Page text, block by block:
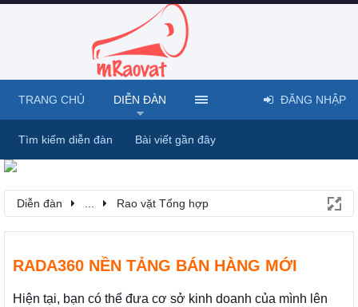
Diễn đàn Rao vặt Tổng hợp
RADA360 NỀN TẢNG BÁN HÀNG MỚI
Hiện tại, bạn có thể đưa cơ sở kinh doanh của mình lên
TRANG CHỦ DIỄN ĐÀN
Tìm kiếm diễn đàn Bài viết gần đây
ĐĂNG NHẬP